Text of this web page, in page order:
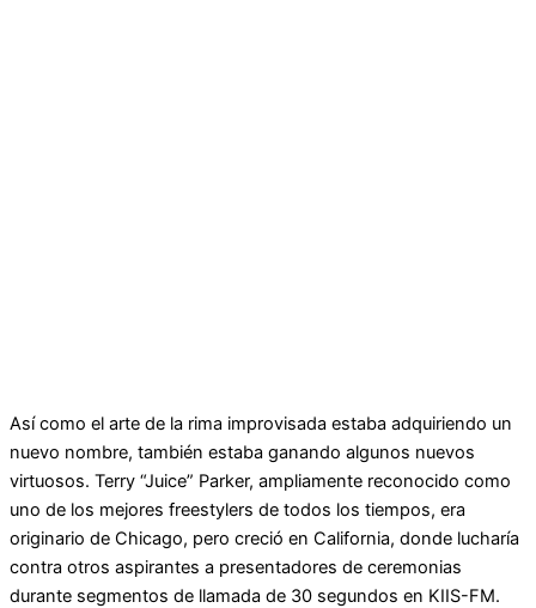
Así como el arte de la rima improvisada estaba adquiriendo un
nuevo nombre, también estaba ganando algunos nuevos
virtuosos. Terry “Juice” Parker, ampliamente reconocido como
uno de los mejores freestylers de todos los tiempos, era
originario de Chicago, pero creció en California, donde lucharía
contra otros aspirantes a presentadores de ceremonias
durante segmentos de llamada de 30 segundos en KIIS-FM.